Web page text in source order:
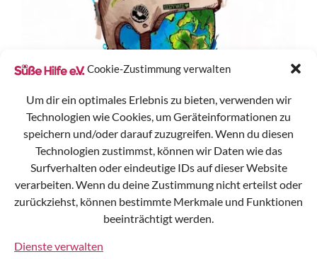
Cookie-Zustimmung verwalten
Um dir ein optimales Erlebnis zu bieten, verwenden wir
Technologien wie Cookies, um Geräteinformationen zu
speichern und/oder darauf zuzugreifen. Wenn du diesen
Technologien zustimmst, können wir Daten wie das
Surfverhalten oder eindeutige IDs auf dieser Website
verarbeiten. Wenn du deine Zustimmung nicht erteilst oder
zurückziehst, können bestimmte Merkmale und Funktionen
beeinträchtigt werden.
Dienste verwalten
Süße Hilfe e.V.
Gülzer Straße 15